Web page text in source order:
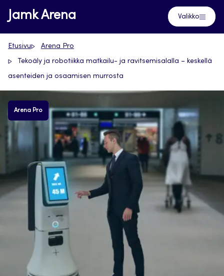
Siirry
suoraan
sisältöön
Jamk Arena Valikko
Etusivu Arena Pro
Tekoäly ja robotiikka matkailu- ja ravitsemisalalla – keskellä
asenteiden ja osaamisen murrosta
Arena Pro